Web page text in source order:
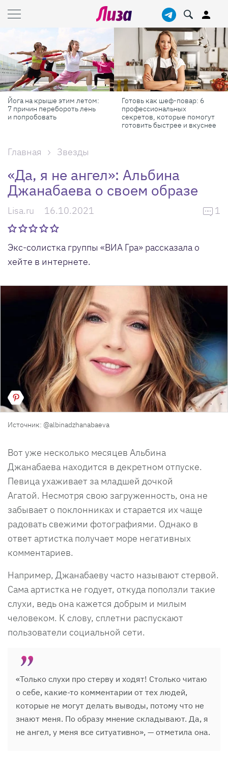
Йога на крыше этим летом:
7 причин перебороть лень
и попробовать
Готовь как шеф-повар: 6
профессиональных
секретов, которые помогут
готовить быстрее и вкуснее
Главная Звезды
«Да, я не ангел»: Альбина
Джанабаева о своем образе
Lisa.ru 16.10.2021 1
Экс-солистка группы «ВИА Гра» рассказала о
хейте в интернете.
Источник: @albinadzhanabaeva
Вот уже несколько месяцев Альбина
Джанабаева находится в декретном отпуске.
Певица ухаживает за младшей дочкой
Агатой. Несмотря свою загруженность, она не
забывает о поклонниках и старается их чаще
радовать свежими фотографиями. Однако в
ответ артистка получает море негативных
комментариев.
Например, Джанабаеву часто называют стервой.
Сама артистка не годует, откуда поползли такие
слухи, ведь она кажется добрым и милым
человеком. К слову, сплетни распускают
пользователи социальной сети.
«Только слухи про стерву и ходят! Столько читаю
о себе, какие-то комментарии от тех людей,
которые не могут делать выводы, потому что не
знают меня. По образу мнение складывают. Да, я
не ангел, у меня все ситуативно», — отметила она.